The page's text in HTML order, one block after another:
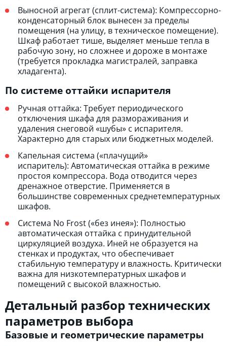
Выносной агрегат (сплит-система): Компрессорно-
конденсаторный блок вынесен за пределы
помещения (на улицу, в техническое помещение).
Шкаф работает тише, выделяет меньше тепла в
рабочую зону, но сложнее и дороже в монтаже
(требуется прокладка магистралей, заправка
хладагента).
По системе оттайки испарителя
Ручная оттайка: Требует периодического
отключения шкафа для размораживания и
удаления снеговой «шубы» с испарителя.
Характерно для старых или бюджетных моделей.
Капельная система («плачущий»
испаритель): Автоматическая оттайка в режиме
простоя компрессора. Вода отводится через
дренажное отверстие. Применяется в
большинстве современных среднетемпературных
шкафов.
Система No Frost («без инея»): Полностью
автоматическая оттайка с принудительной
циркуляцией воздуха. Иней не образуется на
стенках и продуктах, что обеспечивает
стабильную температуру и влажность. Критически
важна для низкотемпературных шкафов и
помещений с высокой влажностью.
Детальный разбор технических
параметров выбора
Базовые и геометрические параметры